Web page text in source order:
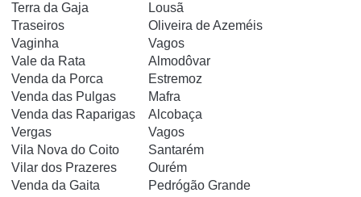
Terra da Gaja
Lousã
Traseiros
Oliveira de Azeméis
Vaginha
Vagos
Vale da Rata
Almodôvar
Venda da Porca
Estremoz
Venda das Pulgas
Mafra
Venda das Raparigas
Alcobaça
Vergas
Vagos
Vila Nova do Coito
Santarém
Vilar dos Prazeres
Ourém
Venda da Gaita
Pedrógão Grande